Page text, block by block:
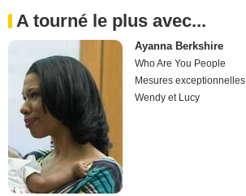
A tourné le plus avec...
Ayanna Berkshire
Who Are You People
Mesures exceptionnelles
Wendy et Lucy